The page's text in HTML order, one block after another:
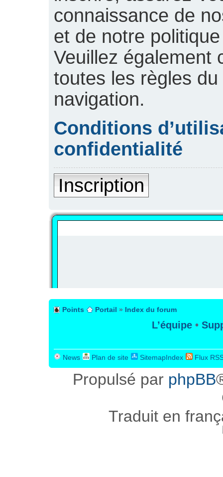
connaissance de
et de notre
Veuillez également
toutes les règles
navigation.
Conditions
confidentialité
Inscription
Points Portail » Index du forum
L’équipe •
News Plan de site SitemapIndex Flux
Propulsé par phpBB
Traduit en